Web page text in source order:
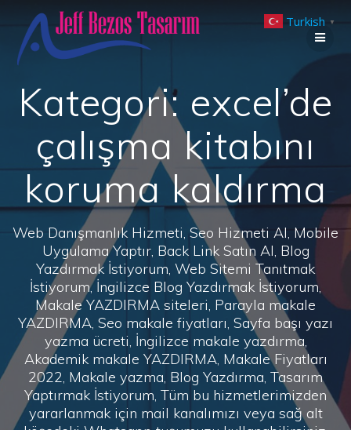
to
Kategori: excel’de
çalışma kitabını
koruma kaldırma
Web Danışmanlık Hizmeti, Seo Hizmeti Al, Mobile
Uygulama Yaptır, Back Link Satın Al, Blog
Yazdırmak İstiyorum, Web Sitemi Tanıtmak
İstiyorum, İngilizce Blog Yazdırmak İstiyorum,
Makale YAZDIRMA siteleri, Parayla makale
YAZDIRMA, Seo makale fiyatları, Sayfa başı yazı
yazma ücreti, İngilizce makale yazdırma,
Akademik makale YAZDIRMA, Makale Fiyatları
2022, Makale yazma, Blog Yazdırma, Tasarım
Yaptırmak İstiyorum, Tüm bu hizmetlerimizden
yararlanmak için mail kanalımızı veya sağ alt
Turkish ▼